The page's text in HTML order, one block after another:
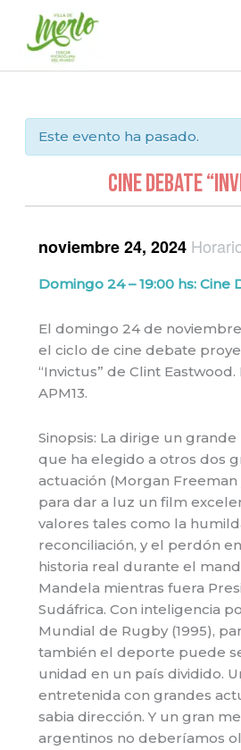
contenido
Este evento ha pasado.
Cine Debate
noviembre 24, 2024
Domingo 24 – 19:00 hs: Cine
El domingo 24 de noviembre
el ciclo de cine debate
“Invictus” de Clint Eastwood.
APM13.
Sinopsis: La dirige un
que ha elegido a otros dos
actuación (Morgan Freeman
para dar a luz un film
valores tales como la
reconciliación, y el perdón
historia real durante el
Mandela mientras fuera
Sudáfrica. Con inteligencia
Mundial de Rugby (1995),
también el deporte puede
unidad en un país dividido.
entretenida con grandes
sabia dirección. Y un gran
argentinos no deberíamos